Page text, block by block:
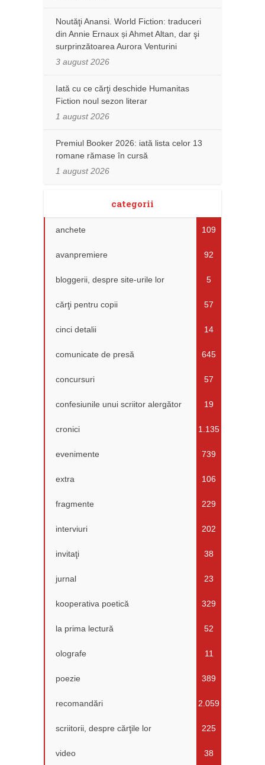
Noutăţi Anansi. World Fiction: traduceri
din Annie Ernaux și Ahmet Altan, dar şi
surprinzătoarea Aurora Venturini
3 august 2026
Iată cu ce cărţi deschide Humanitas
Fiction noul sezon literar
1 august 2026
Premiul Booker 2026: iată lista celor 13
romane rămase în cursă
1 august 2026
categorii
anchete 109
avanpremiere 92
bloggerii, despre site-urile lor 5
cărţi pentru copii 57
cinci detalii 14
comunicate de presă 645
concursuri 57
confesiunile unui scriitor alergător 19
cronici 1.135
evenimente 739
extra 106
fragmente 229
interviuri 202
invitaţi 38
jurnal 23
kooperativa poetică 329
la prima lectură 52
olografe 11
poezie 389
recomandări 2.059
scriitorii, despre cărţile lor 225
video 38